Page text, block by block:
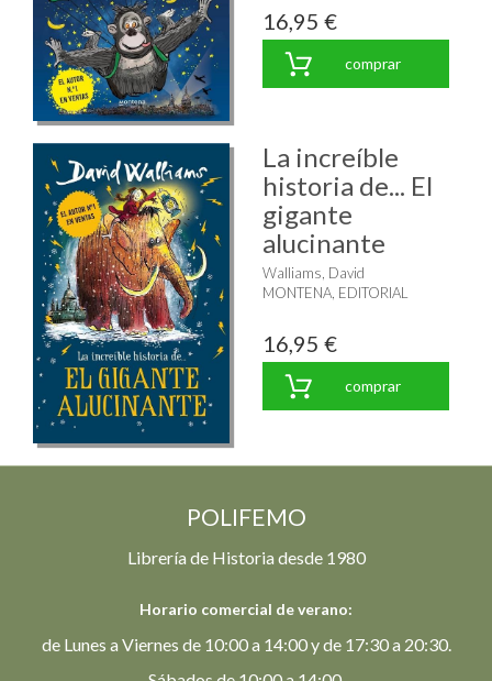
16,95 €
comprar
La increíble
historia de... El
gigante
alucinante
Walliams, David
MONTENA, EDITORIAL
16,95 €
comprar
POLIFEMO
Librería de Historia desde 1980
Horario comercial de verano:
de Lunes a Viernes de 10:00 a 14:00 y de 17:30 a 20:30.